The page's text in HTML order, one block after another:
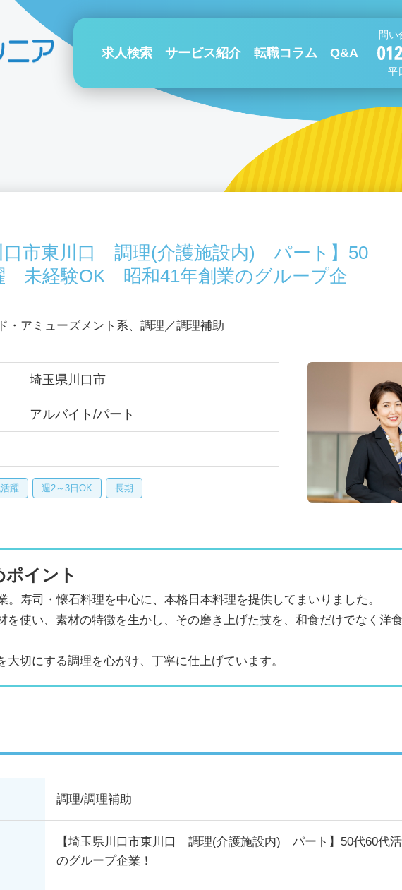
求人検索 サービス紹介 転職コラム Q&A
問い
平
口市東川口 調理(介護施設内) パート】50
未経験OK 昭和41年創業のグループ企
・アミューズメント系、調理／調理補助
埼玉県川口市
アルバイト/パート
躍 週2～3日OK 長期
ポイント
。寿司・懐石料理を中心に、本格日本料理を提供してまいりました。
を使い、素材の特徴を生かし、その磨き上げた技を、和食だけでなく洋
大切にする調理を心がけ、丁寧に仕上げています。
調理/調理補助
【埼玉県川口市東川口 調理(介護施設内) パート】50代60
のグループ企業！